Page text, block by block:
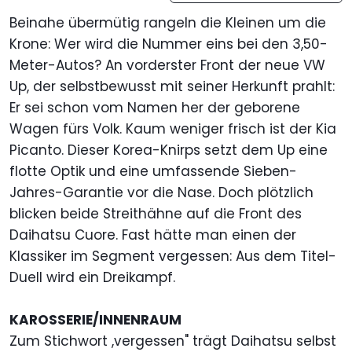
Beinahe übermütig rangeln die Kleinen um die
Krone: Wer wird die Nummer eins bei den 3,50-
Meter-Autos? An vorderster Front der neue VW
Up, der selbstbewusst mit seiner Herkunft prahlt:
Er sei schon vom Namen her der geborene
Wagen fürs Volk. Kaum weniger frisch ist der Kia
Picanto. Dieser Korea-Knirps setzt dem Up eine
flotte Optik und eine umfassende Sieben-
Jahres-Garantie vor die Nase. Doch plötzlich
blicken beide Streithähne auf die Front des
Daihatsu Cuore. Fast hätte man einen der
Klassiker im Segment vergessen: Aus dem Titel-
Duell wird ein Dreikampf.
KAROSSERIE/INNENRAUM
Zum Stichwort ,vergessen" trägt Daihatsu selbst